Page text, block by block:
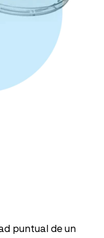
puntual de un